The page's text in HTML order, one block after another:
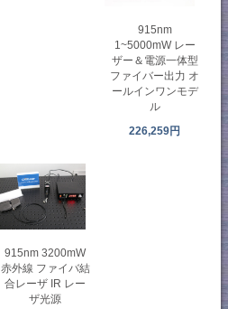
915nm
1~5000mW レー
ザー＆電源一体型
ファイバー出力 オ
ールインワンモデ
ル
226,259円
915nm 3200mW
赤外線 ファイバ結
合レーザ IR レー
ザ光源